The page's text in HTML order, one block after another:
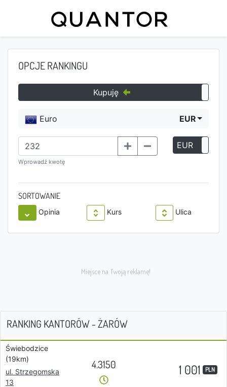
OPCJE RANKINGU
Kupuję
Euro EUR
Wprowadź kwotę
EUR
SORTOWANIE
Opinia Kurs Ulica
RANKING KANTORÓW - ŻARÓW
Świebodzice
(19km)
ul. Strzegomska
13
4.3150 1 001 PLN